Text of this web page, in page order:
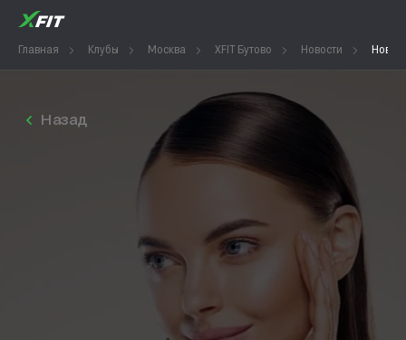
Главная Клубы Москва XFIT Бутово Новости Новая
Назад